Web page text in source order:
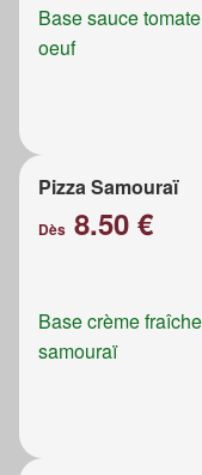
Base sauce
oeuf
Pizza Samouraï
Dès 8.50 €
Base crème
samouraï